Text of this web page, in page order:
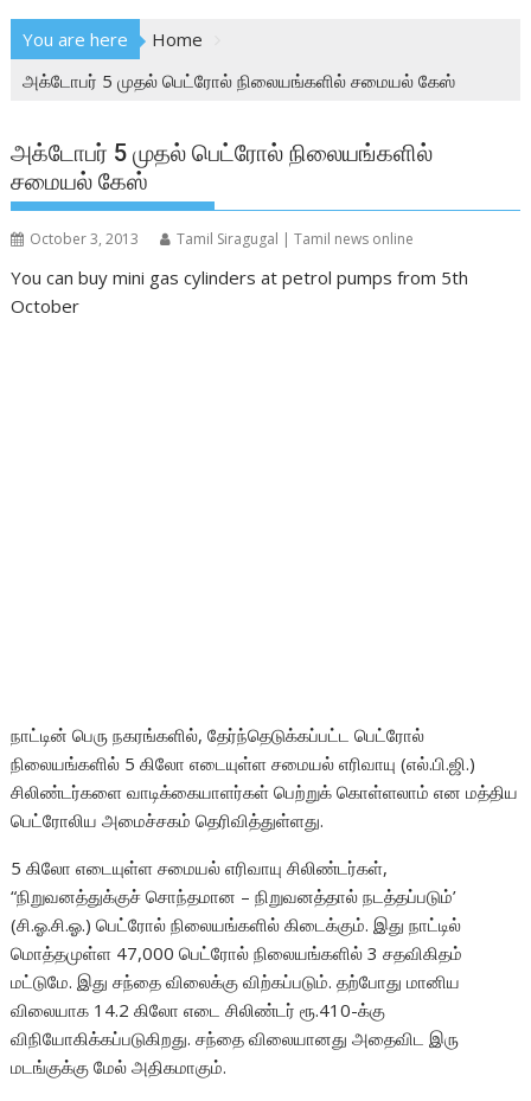
You are here
Home
அக்டோபர் 5 முதல் பெட்ரோல் நிலையங்களில் சமையல் கேஸ்
அக்டோபர் 5 முதல் பெட்ரோல் நிலையங்களில்
சமையல் கேஸ்
October 3, 2013 Tamil Siragugal | Tamil news online
You can buy mini gas cylinders at petrol pumps from 5th
October
நாட்டின் பெரு நகரங்களில், தேர்ந்தெடுக்கப்பட்ட பெட்ரோல்
நிலையங்களில் 5 கிலோ எடையுள்ள சமையல் எரிவாயு (எல்.பி.ஜி.)
சிலிண்டர்களை வாடிக்கையாளர்கள் பெற்றுக் கொள்ளலாம் என மத்திய
பெட்ரோலிய அமைச்சகம் தெரிவித்துள்ளது.
5 கிலோ எடையுள்ள சமையல் எரிவாயு சிலிண்டர்கள்,
“நிறுவனத்துக்குச் சொந்தமான – நிறுவனத்தால் நடத்தப்படும்’
(சி.ஓ.சி.ஓ.) பெட்ரோல் நிலையங்களில் கிடைக்கும். இது நாட்டில்
மொத்தமுள்ள 47,000 பெட்ரோல் நிலையங்களில் 3 சதவிகிதம்
மட்டுமே. இது சந்தை விலைக்கு விற்கப்படும். தற்போது மானிய
விலையாக 14.2 கிலோ எடை சிலிண்டர் ரூ.410-க்கு
விநியோகிக்கப்படுகிறது. சந்தை விலையானது அதைவிட இரு
மடங்குக்கு மேல் அதிகமாகும்.